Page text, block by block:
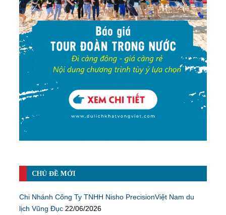
CHỦ ĐỀ MỚI
Chi Nhánh Công Ty TNHH Nisho PrecisionViệt Nam du
lịch Vũng Đục 22/06/2026